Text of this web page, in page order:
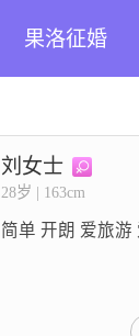
果洛征婚
刘女士
28岁 | 163cm
简单 开朗 爱旅游